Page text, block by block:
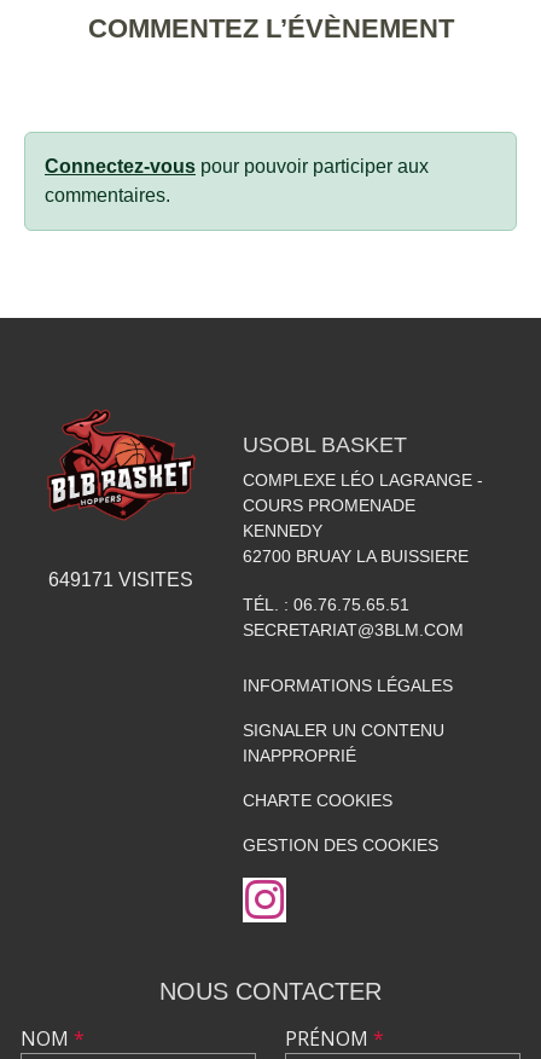
COMMENTEZ L’ÉVÈNEMENT
Connectez-vous pour pouvoir participer aux
commentaires.
649171 VISITES
USOBL BASKET
COMPLEXE LÉO LAGRANGE -
COURS PROMENADE
KENNEDY
62700 BRUAY LA BUISSIERE
TÉL. : 06.76.75.65.51
SECRETARIAT@3BLM.COM
INFORMATIONS LÉGALES
SIGNALER UN CONTENU
INAPPROPRIÉ
CHARTE COOKIES
GESTION DES COOKIES
NOUS CONTACTER
NOM * PRÉNOM *